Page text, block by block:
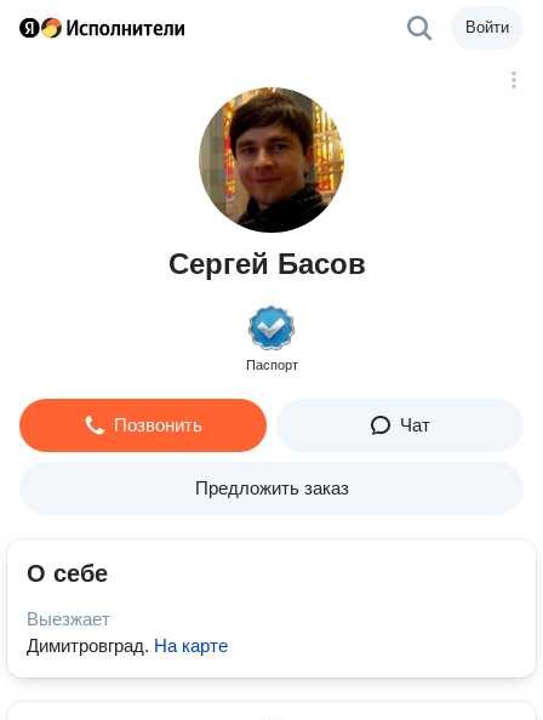
Войти
Сергей Басов
Паспорт
Позвонить Чат
Предложить заказ
О себе
Выезжает
Димитровград. На карте